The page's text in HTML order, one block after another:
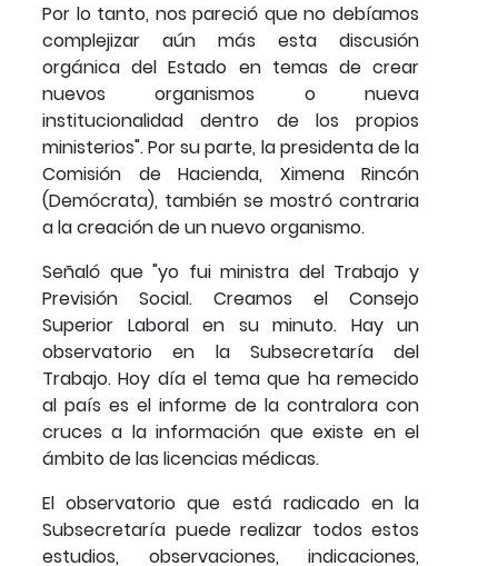
Por lo tanto, nos pareció que no debíamos
complejizar aún más esta discusión
orgánica del Estado en temas de crear
nuevos organismos o nueva
institucionalidad dentro de los propios
ministerios". Por su parte, la presidenta de la
Comisión de Hacienda, Ximena Rincón
(Demócrata), también se mostró contraria
a la creación de un nuevo organismo.
Señaló que "yo fui ministra del Trabajo y
Previsión Social. Creamos el Consejo
Superior Laboral en su minuto. Hay un
observatorio en la Subsecretaría del
Trabajo. Hoy día el tema que ha remecido
al país es el informe de la contralora con
cruces a la información que existe en el
ámbito de las licencias médicas.
El observatorio que está radicado en la
Subsecretaría puede realizar todos estos
estudios, observaciones, indicaciones,